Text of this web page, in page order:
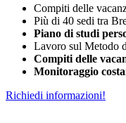
Compiti delle
Più di 40 sedi tra
Piano di studi
Lavoro sul Metodo
Compiti delle
Monitoraggio
Richiedi informazioni!